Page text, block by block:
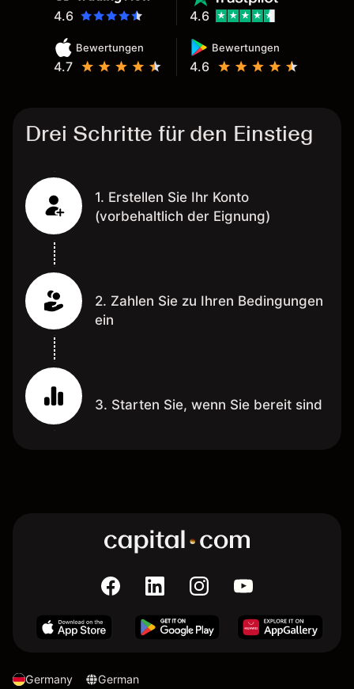
4.6
Bewertungen
4.7
Bewertungen
4.6
4.6
Drei Schritte für den Einstieg
1. Erstellen Sie Ihr Konto
(vorbehaltlich der Eignung)
2. Zahlen Sie zu Ihren Bedingungen
ein
3. Starten Sie, wenn Sie bereit sind
Germany German